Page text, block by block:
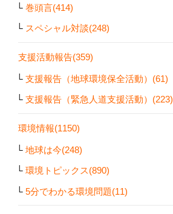
巻頭言(414)
スペシャル対談(248)
支援活動報告(359)
支援報告（地球環境保全活動）(61)
支援報告（緊急人道支援活動）(223)
環境情報(1150)
地球は今(248)
環境トピックス(890)
5分でわかる環境問題(11)